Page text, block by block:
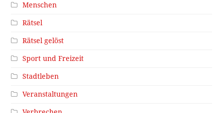
Menschen
Rätsel
Rätsel gelöst
Sport und Freizeit
Stadtleben
Veranstaltungen